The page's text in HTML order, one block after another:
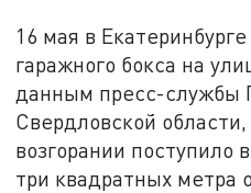
16 мая в
гаражного бокса на
данным пресс-
Свердловской
возгорании поступило
три квадратных метра